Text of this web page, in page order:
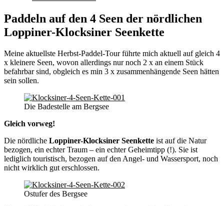
Paddeln auf den 4 Seen der nördlichen
Loppiner-Klocksiner Seenkette
Meine aktuellste Herbst-Paddel-Tour führte mich aktuell auf gleich 4
x kleinere Seen, wovon allerdings nur noch 2 x an einem Stück
befahrbar sind, obgleich es min 3 x zusammenhängende Seen hätten
sein sollen.
Die Badestelle am Bergsee
Gleich vorweg!
Die nördliche Loppiner-Klocksiner Seenkette ist auf die Natur
bezogen, ein echter Traum – ein echter Geheimtipp (!). Sie ist
lediglich touristisch, bezogen auf den Angel- und Wassersport, noch
nicht wirklich gut erschlossen.
Ostufer des Bergsee